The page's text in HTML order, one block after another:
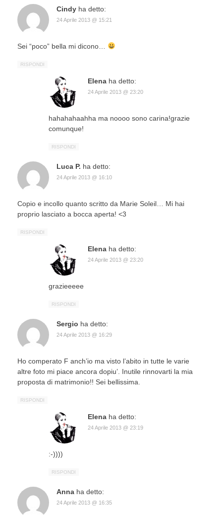
Cindy ha detto:
24 Aprile 2013 @ 15:21
Sei “poco” bella mi dicono…
RISPONDI
Elena ha detto:
24 Aprile 2013 @ 23:20
hahahahaahha ma noooo sono carina!grazie
comunque!
RISPONDI
Luca P. ha detto:
24 Aprile 2013 @ 16:10
Copio e incollo quanto scritto da Marie Soleil… Mi hai
proprio lasciato a bocca aperta! <3
RISPONDI
Elena ha detto:
24 Aprile 2013 @ 23:20
grazieeeee
RISPONDI
Sergio ha detto:
24 Aprile 2013 @ 16:29
Ho comperato F anch’io ma visto l’abito in tutte le varie
altre foto mi piace ancora dopiu’. Inutile rinnovarti la mia
proposta di matrimonio!! Sei bellissima.
RISPONDI
Elena ha detto:
24 Aprile 2013 @ 23:19
:-))))
RISPONDI
Anna ha detto:
24 Aprile 2013 @ 16:35